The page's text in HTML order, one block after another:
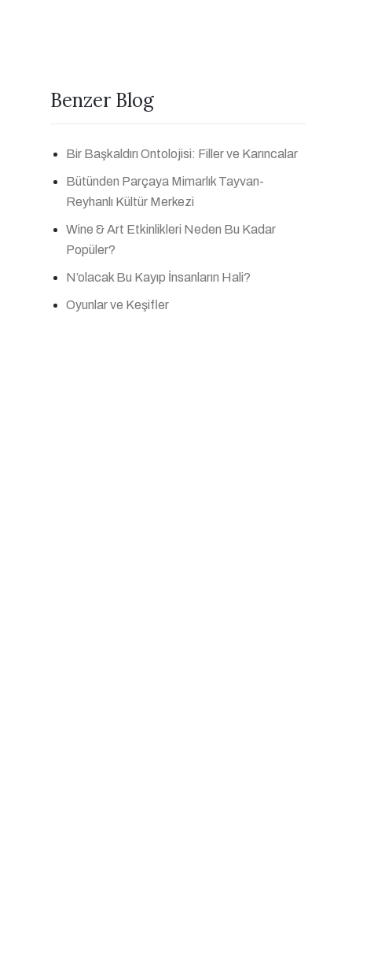
Benzer Blog
Bir Başkaldırı Ontolojisi: Filler ve Karıncalar
Bütünden Parçaya Mimarlık Tayvan-
Reyhanlı Kültür Merkezi
Wine & Art Etkinlikleri Neden Bu Kadar
Popüler?
N’olacak Bu Kayıp İnsanların Hali?
Oyunlar ve Keşifler